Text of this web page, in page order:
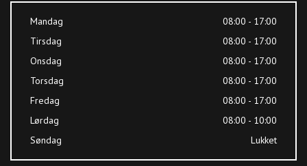
Mandag
08:00 - 17:00
Tirsdag
08:00 - 17:00
Onsdag
08:00 - 17:00
Torsdag
08:00 - 17:00
Fredag
08:00 - 17:00
Lørdag
08:00 - 10:00
Søndag
Lukket